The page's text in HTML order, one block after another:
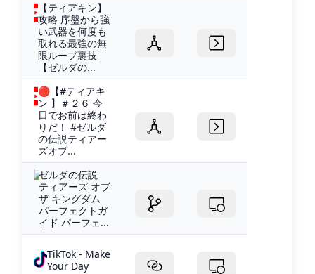
【ティアキン】
攻略 序盤から強
い武器を何度も
取れる最強の無
限ループ裏技
【ゼルダの...
🔴【#ティアキ
ン 】＃２６ 今
日でお前は終わ
りだ！ #ゼルダ
の伝説ティアー
ズオブ...
ゼルダの伝説
ティアーズ オブ
ザ キングダム
パーフェクトガ
イド パーフェ...
TikTok - Make
Your Day